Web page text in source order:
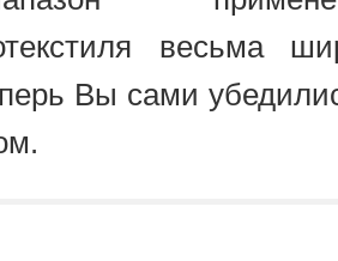
весьма
Вы сами